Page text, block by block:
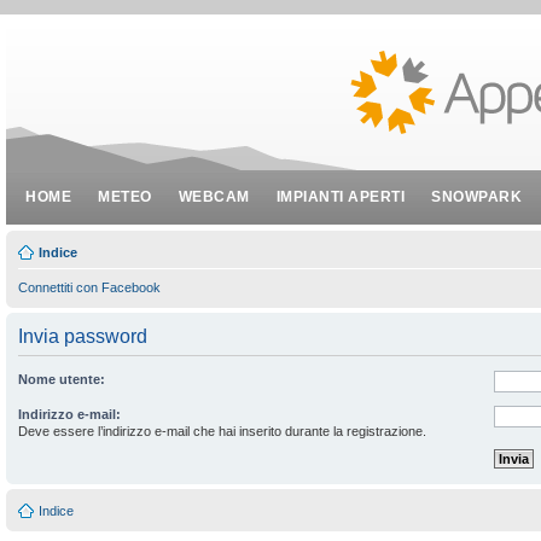
HOME METEO WEBCAM IMPIANTI APERTI SNOWPARK
Indice
Connettiti con Facebook
Invia password
Nome utente:
Indirizzo e-mail:
Deve essere l’indirizzo e-mail che hai inserito durante la registrazione.
Indice